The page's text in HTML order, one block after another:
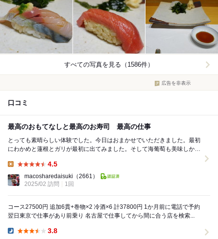
すべての写真を見る（1586件）
広告を非表示
口コミ
最高のおもてなしと最高のお寿司 最高の仕事
とっても素晴らしい体験でした。今日はおまかせでいただきました。最初
にわかめと蓮根とガリが最初に出てみました。そして海葡萄も美味しかっ
4.5
macosharedaisuki （2661）
2025/02 訪問
1回
コース27500円 追加6貫+巻物×2 冷酒×6 計37800円 1か月前に電話で予約
翌日東京で仕事があり前乗り 名古屋で仕事してから間に合う店を検索...
3.8